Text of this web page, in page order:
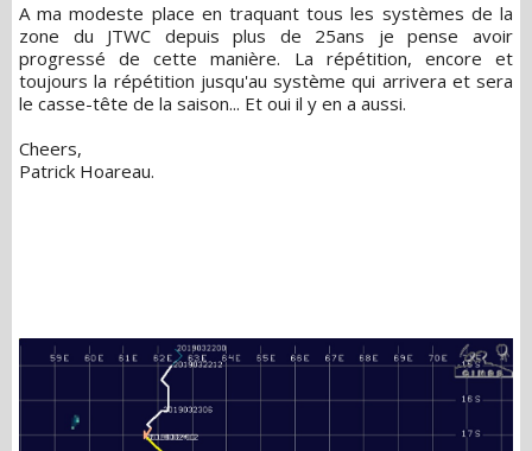
A ma modeste place en traquant tous les systèmes de la
zone du JTWC depuis plus de 25ans je pense avoir
progressé de cette manière. La répétition, encore et
toujours la répétition jusqu'au système qui arrivera et sera
le casse-tête de la saison... Et oui il y en a aussi.
Cheers,
Patrick Hoareau.